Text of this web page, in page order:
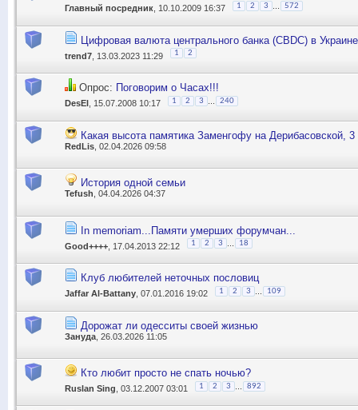
Главный посредник , 10.10.2009 16:37 1 2 3 572
Цифровая валюта центрального банка (CBDC) в Украине
trend7 , 13.03.2023 11:29 1 2
Опрос: Поговорим о Часах!!!
DesEl , 15.07.2008 10:17 1 2 3 240
Какая высота памятика Заменгофу на Дерибасовской, 3
RedLis , 02.04.2026 09:58
История одной семьи
Tefush , 04.04.2026 04:37
In memoriam...Памяти умерших форумчан...
Good++++ , 17.04.2013 22:12 1 2 3 18
Клуб любителей неточных пословиц
Jaffar Al-Battany , 07.01.2016 19:02 1 2 3 109
Дорожат ли одесситы своей жизнью
Зануда , 26.03.2026 11:05
Кто любит просто не спать ночью?
Ruslan Sing , 03.12.2007 03:01 1 2 3 892